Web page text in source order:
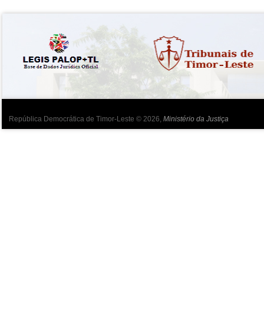
República Democrática de Timor-Leste © 2026, Ministério da Justiça